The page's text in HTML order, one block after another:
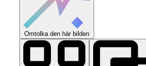
Omtolka den här bilden